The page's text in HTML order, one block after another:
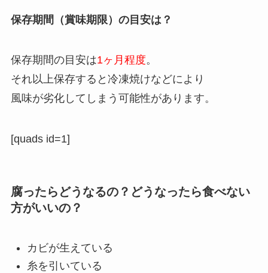
保存期間（賞味期限）の目安は？
保存期間の目安は1ヶ月程度。
それ以上保存すると冷凍焼けなどにより
風味が劣化してしまう可能性があります。
[quads id=1]
腐ったらどうなるの？どうなったら食べない
方がいいの？
カビが生えている
糸を引いている